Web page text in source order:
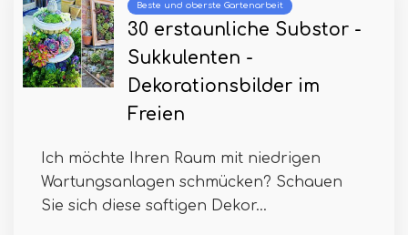
Beste und oberste Gartenarbeit
30 erstaunliche Substor -
Sukkulenten -
Dekorationsbilder im
Freien
Ich möchte Ihren Raum mit niedrigen
Wartungsanlagen schmücken? Schauen
Sie sich diese saftigen Dekor...